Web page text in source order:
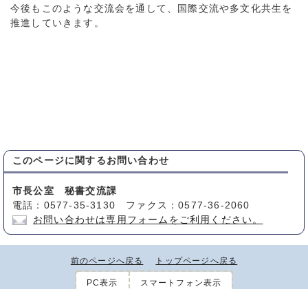
今後もこのような交流会を通して、国際交流や多文化共生を
推進していきます。
このページに関する お問い合わせ
市長公室 秘書交流課
電話：0577-35-3130 ファクス：0577-36-2060
お問い合わせは専用フォームをご利用ください。
前のページへ戻る トップページへ戻る
PC表示 スマートフォン表示